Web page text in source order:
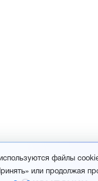
файлы
или продолжая